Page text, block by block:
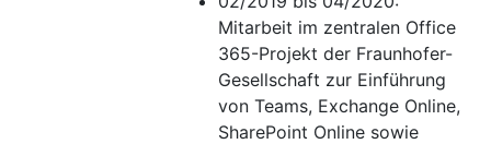
Mitarbeit im zentralen Office
365-Projekt der Fraunhofer-
Gesellschaft zur Einführung
von Teams, Exchange Online,
SharePoint Online sowie